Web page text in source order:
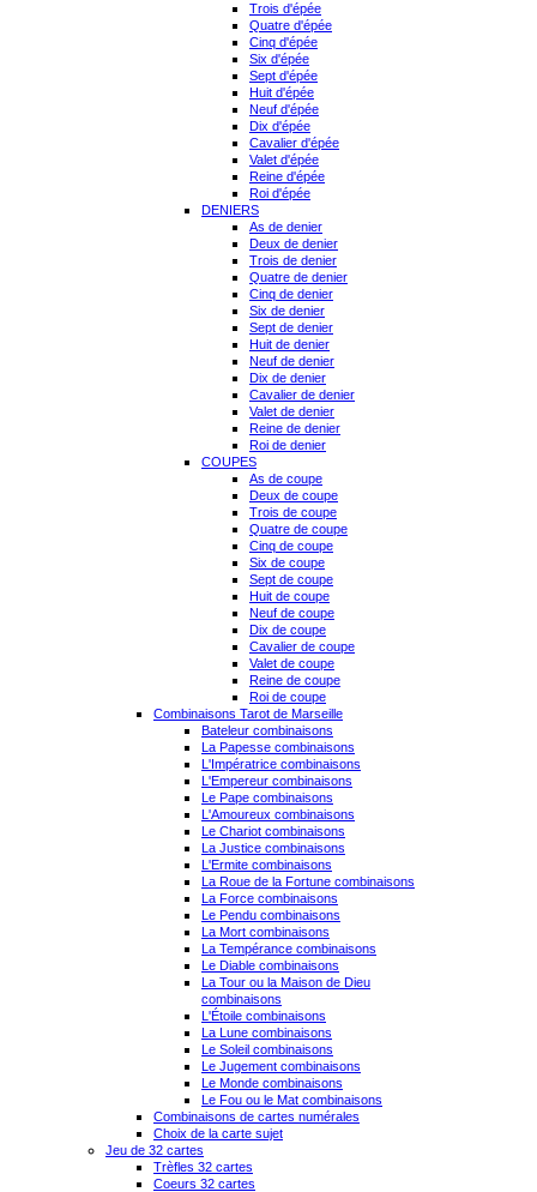
Trois d'épée
Quatre d'épée
Cinq d'épée
Six d'épée
Sept d'épée
Huit d'épée
Neuf d'épée
Dix d'épée
Cavalier d'épée
Valet d'épée
Reine d'épée
Roi d'épée
DENIERS
As de denier
Deux de denier
Trois de denier
Quatre de denier
Cinq de denier
Six de denier
Sept de denier
Huit de denier
Neuf de denier
Dix de denier
Cavalier de denier
Valet de denier
Reine de denier
Roi de denier
COUPES
As de coupe
Deux de coupe
Trois de coupe
Quatre de coupe
Cinq de coupe
Six de coupe
Sept de coupe
Huit de coupe
Neuf de coupe
Dix de coupe
Cavalier de coupe
Valet de coupe
Reine de coupe
Roi de coupe
Combinaisons Tarot de Marseille
Bateleur combinaisons
La Papesse combinaisons
L'Impératrice combinaisons
L'Empereur combinaisons
Le Pape combinaisons
L'Amoureux combinaisons
Le Chariot combinaisons
La Justice combinaisons
L'Ermite combinaisons
La Roue de la Fortune combinaisons
La Force combinaisons
Le Pendu combinaisons
La Mort combinaisons
La Tempérance combinaisons
Le Diable combinaisons
La Tour ou la Maison de Dieu
combinaisons
L'Étoile combinaisons
La Lune combinaisons
Le Soleil combinaisons
Le Jugement combinaisons
Le Monde combinaisons
Le Fou ou le Mat combinaisons
Combinaisons de cartes numérales
Choix de la carte sujet
Jeu de 32 cartes
Trèfles 32 cartes
Coeurs 32 cartes